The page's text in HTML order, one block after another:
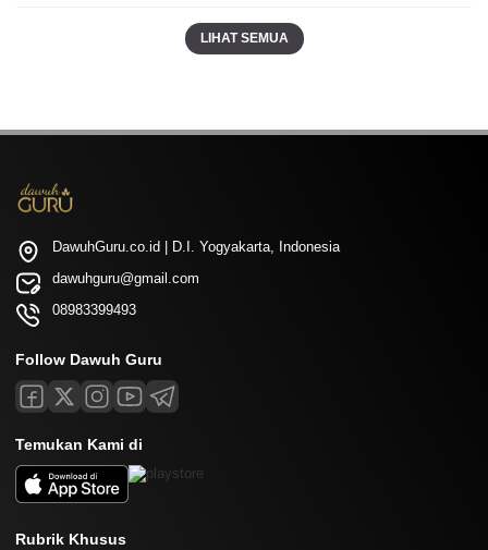
LIHAT SEMUA
DawuhGuru.co.id | D.I. Yogyakarta, Indonesia
dawuhguru@gmail.com
08983399493
Follow Dawuh Guru
Temukan Kami di
Rubrik Khusus